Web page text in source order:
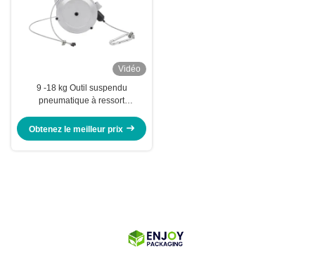
Vidéo
9 -18 kg Outil suspendu
pneumatique à ressort
gris 1000 mm
Obtenez le meilleur prix